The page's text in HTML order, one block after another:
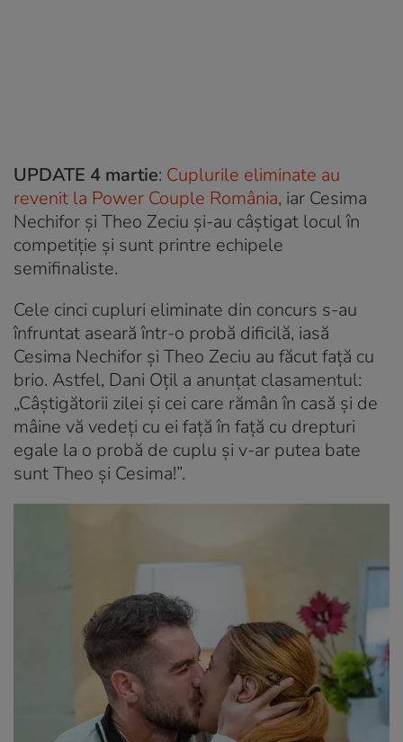
UPDATE 4 martie: Cuplurile eliminate au
revenit la Power Couple România, iar Cesima
Nechifor și Theo Zeciu și-au câștigat locul în
competiție și sunt printre echipele
semifinaliste.
Cele cinci cupluri eliminate din concurs s-au
înfruntat aseară într-o probă dificilă, iasă
Cesima Nechifor și Theo Zeciu au făcut față cu
brio. Astfel, Dani Oțil a anunțat clasamentul:
„Câștigătorii zilei și cei care rămân în casă și de
mâine vă vedeți cu ei față în față cu drepturi
egale la o probă de cuplu și v-ar putea bate
sunt Theo și Cesima!”.